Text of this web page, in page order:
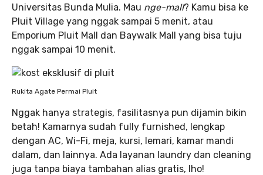
Universitas Bunda Mulia. Mau nge-mall? Kamu bisa ke
Pluit Village yang nggak sampai 5 menit, atau
Emporium Pluit Mall dan Baywalk Mall yang bisa tuju
nggak sampai 10 menit.
Rukita Agate Permai Pluit
Nggak hanya strategis, fasilitasnya pun dijamin bikin
betah! Kamarnya sudah fully furnished, lengkap
dengan AC, Wi-Fi, meja, kursi, lemari, kamar mandi
dalam, dan lainnya. Ada layanan laundry dan cleaning
juga tanpa biaya tambahan alias gratis, lho!